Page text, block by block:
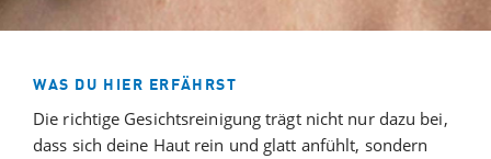
WAS DU HIER ERFÄHRST
Die richtige Gesichtsreinigung trägt nicht nur dazu bei,
dass sich deine Haut rein und glatt anfühlt, sondern